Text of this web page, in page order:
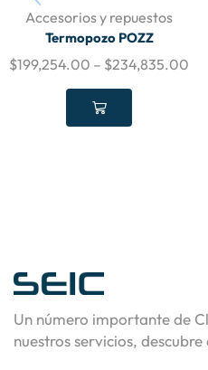
Accesorios y repuestos
Termopozo POZZ
$199,254.00 – $234,835.00
Un número importante de
nuestros servicios, descubre